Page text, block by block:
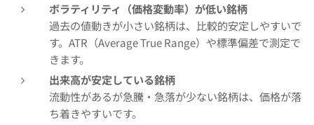
ボラティリティ（価格変動率）が低い銘柄
過去の値動きが小さい銘柄は、比較的安定しやすいで
す。ATR（Average True Range）や標準偏差で測定で
きます。
出来高が安定している銘柄
流動性があるが急騰・急落が少ない銘柄は、価格が落
ち着きやすいです。